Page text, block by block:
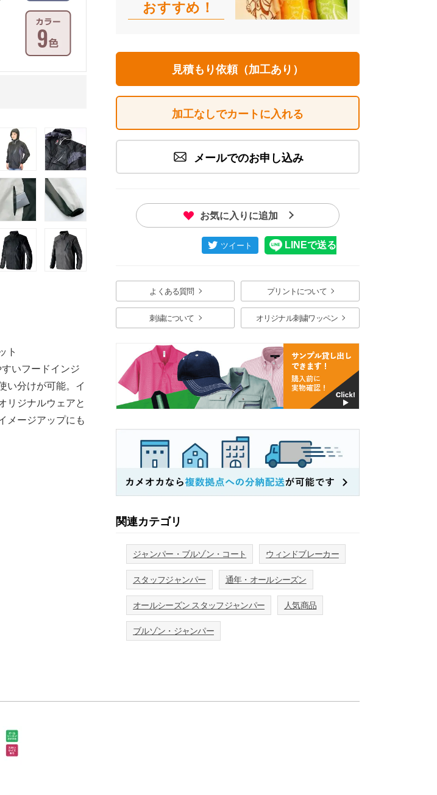
イメージ画像
ト
いフードインジ
い分けが可能。イ
リジナルウェアと
メージアップにも
おすすめ！
見積もり依頼（加工あり）
加工なしでカートに入れる
メールでのお申し込み
お気に入りに追加
よくある質問 プリントについて
刺繍について オリジナル刺繍ワッペン
関連カテゴリ
ジャンパー・ブルゾン・コート ウィンドブレーカー
スタッフジャンパー 通年・オールシーズン
オールシーズン スタッフジャンパー 人気商品
ブルゾン・ジャンパー